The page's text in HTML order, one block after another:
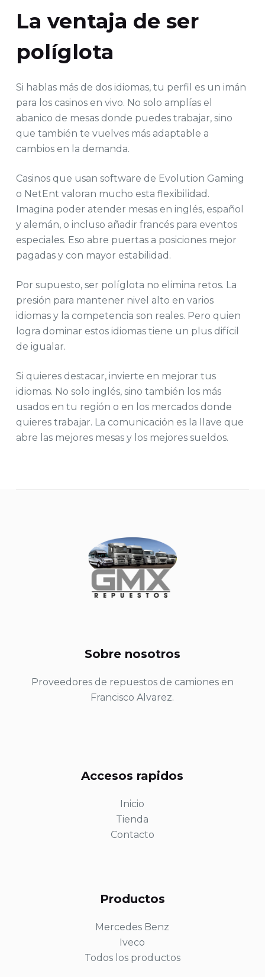
La ventaja de ser
políglota
Si hablas más de dos idiomas, tu perfil es un imán
para los casinos en vivo. No solo amplías el
abanico de mesas donde puedes trabajar, sino
que también te vuelves más adaptable a
cambios en la demanda.
Casinos que usan software de Evolution Gaming
o NetEnt valoran mucho esta flexibilidad.
Imagina poder atender mesas en inglés, español
y alemán, o incluso añadir francés para eventos
especiales. Eso abre puertas a posiciones mejor
pagadas y con mayor estabilidad.
Por supuesto, ser políglota no elimina retos. La
presión para mantener nivel alto en varios
idiomas y la competencia son reales. Pero quien
logra dominar estos idiomas tiene un plus difícil
de igualar.
Si quieres destacar, invierte en mejorar tus
idiomas. No solo inglés, sino también los más
usados en tu región o en los mercados donde
quieres trabajar. La comunicación es la llave que
abre las mejores mesas y los mejores sueldos.
Sobre nosotros
Proveedores de repuestos de camiones en
Francisco Alvarez.
Accesos rapidos
Inicio
Tienda
Contacto
Productos
Mercedes Benz
Iveco
Todos los productos